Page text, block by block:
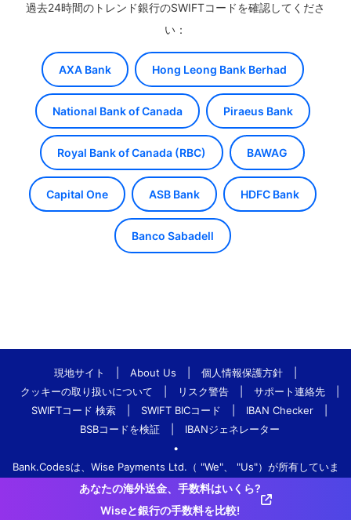
過去24時間のトレンド銀行のSWIFTコードを確認してくださ
い：
AXA Bank Hong Leong Bank Berhad
National Bank of Canada Piraeus Bank
Royal Bank of Canada (RBC) BAWAG
Capital One ASB Bank HDFC Bank
Banco Sabadell
現地サイト About Us 個人情報保護方針
クッキーの取り扱いについて
リスク警告 サポート連絡先
SWIFTコード 検索
SWIFT BICコード IBAN Checker
BSBコードを検証
IBANジェネレーター
•
Bank.Codesは、Wise Payments Ltd.（ "We"、 "Us"）が所有していま
す。
あなたの海外送金、手数料はいくら?
Wiseと銀行の手数料を比較!